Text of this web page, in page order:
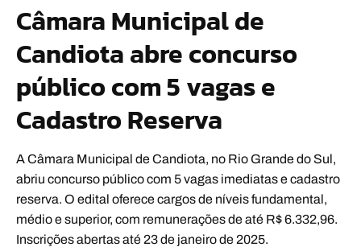
Câmara Municipal de
Candiota abre concurso
público com 5 vagas e
Cadastro Reserva
A Câmara Municipal de Candiota, no Rio Grande do Sul,
abriu concurso público com 5 vagas imediatas e cadastro
reserva. O edital oferece cargos de níveis fundamental,
médio e superior, com remunerações de até R$ 6.332,96.
Inscrições abertas até 23 de janeiro de 2025.